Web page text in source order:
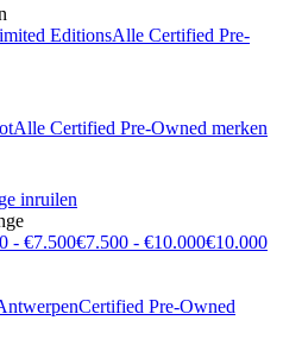
EditionsAlle Certified Pre-
Alle Certified Pre-Owned merken
inruilen
- €7.500€7.500 - €10.000€10.000
Certified Pre-Owned